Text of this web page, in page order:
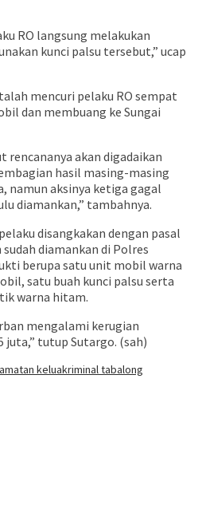
RO langsung melakukan
kunci palsu tersebut,” ucap
mencuri pelaku RO sempat
dan membuang ke Sungai
akan digadaikan
hasil masing-masing
namun aksinya ketiga gagal
diamankan,” tambahnya.
disangkakan dengan pasal
diamankan di Polres
berupa satu unit mobil warna
satu buah kunci palsu serta
warna hitam.
mengalami kerugian
juta,” tutup Sutargo. (sah)
keluakriminal tabalong